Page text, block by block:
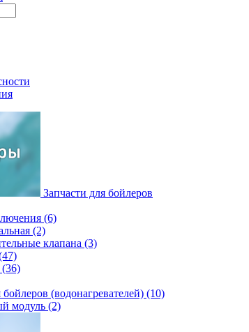
Запчасти для бойлеров
(6)
(2)
клапана (3)
(36)
(водонагревателей) (10)
модуль (2)